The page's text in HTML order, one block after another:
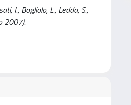
I., Bogliolo, L., Ledda, S.,
2007).